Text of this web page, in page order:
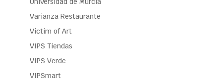
Varianza Restaurante
Victim of Art
VIPS Tiendas
VIPS Verde
VIPSmart